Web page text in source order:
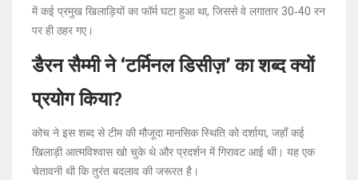
में कई प्रमुख खिलाड़ियों का फॉर्म घटा हुआ था, जिससे वे लगातार 30‑40 रन
पर ही ठहर गए।
डैरन सैम्मी ने ‘टर्मिनल डिसीज़’ का शब्द क्यों
प्रयोग किया?
कोच ने इस शब्द से टीम की मौजूदा मानसिक स्थिति को दर्शाया, जहाँ कई
खिलाड़ी आत्मविश्वास खो चुके थे और प्रदर्शन में गिरावट आई थी। यह एक
चेतावनी थी कि तुरंत बदलाव की जरूरत है।